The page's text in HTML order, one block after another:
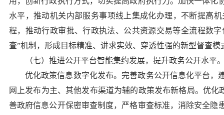
水平，推动机关内部服务事项线上集成化办理，不断提高
程，推动行政审批、行政执法、公共资源交易等全流程数
查”机制，形成目标精准、讲求实效、穿透性强的新型督查
（七）推进公开平台智能集约发展，提升政务公开水平
优化政策信息数字化发布。 完善政务公开信息化平台，
网上发布为主、其他发布渠道为辅的政策发布新格局。优
善政府信息公开保密审查制度，严格审查标准，消除安全隐